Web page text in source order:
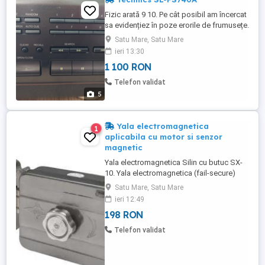
5
Fizic arată 9 10. Pe cât posibil am încercat
sa evidențiez în poze erorile de frumusețe.
Fără telecomandă. Citește CD-uri scrise.
Picior față stânga este de la o altă unitate.
Nu l-am prins în speranța ca voi găsi unul
original. Motiv pentru care îl dau mai ieftin.
Unitatea nu cred că necesită alte ...
Satu Mare, Satu Mare
ieri 13:30
1 100 RON
Telefon validat
1
Yala electromagnetica
aplicabila cu motor si senzor
magnetic
Yala electromagnetica Silin cu butuc SX-
10. Yala electromagnetica (fail-secure)
aplicabila cu motor si senzor magnetic.
Forta de retentie: 1000kgf. Tensiune de
alimentare: 12Vcc. Curent: 700mA.
Actionare: deschidere electrica (impuls 1
secunda) sau manuala - buton in interior
Satu Mare, Satu Mare
ieri 12:49
198 RON
Telefon validat